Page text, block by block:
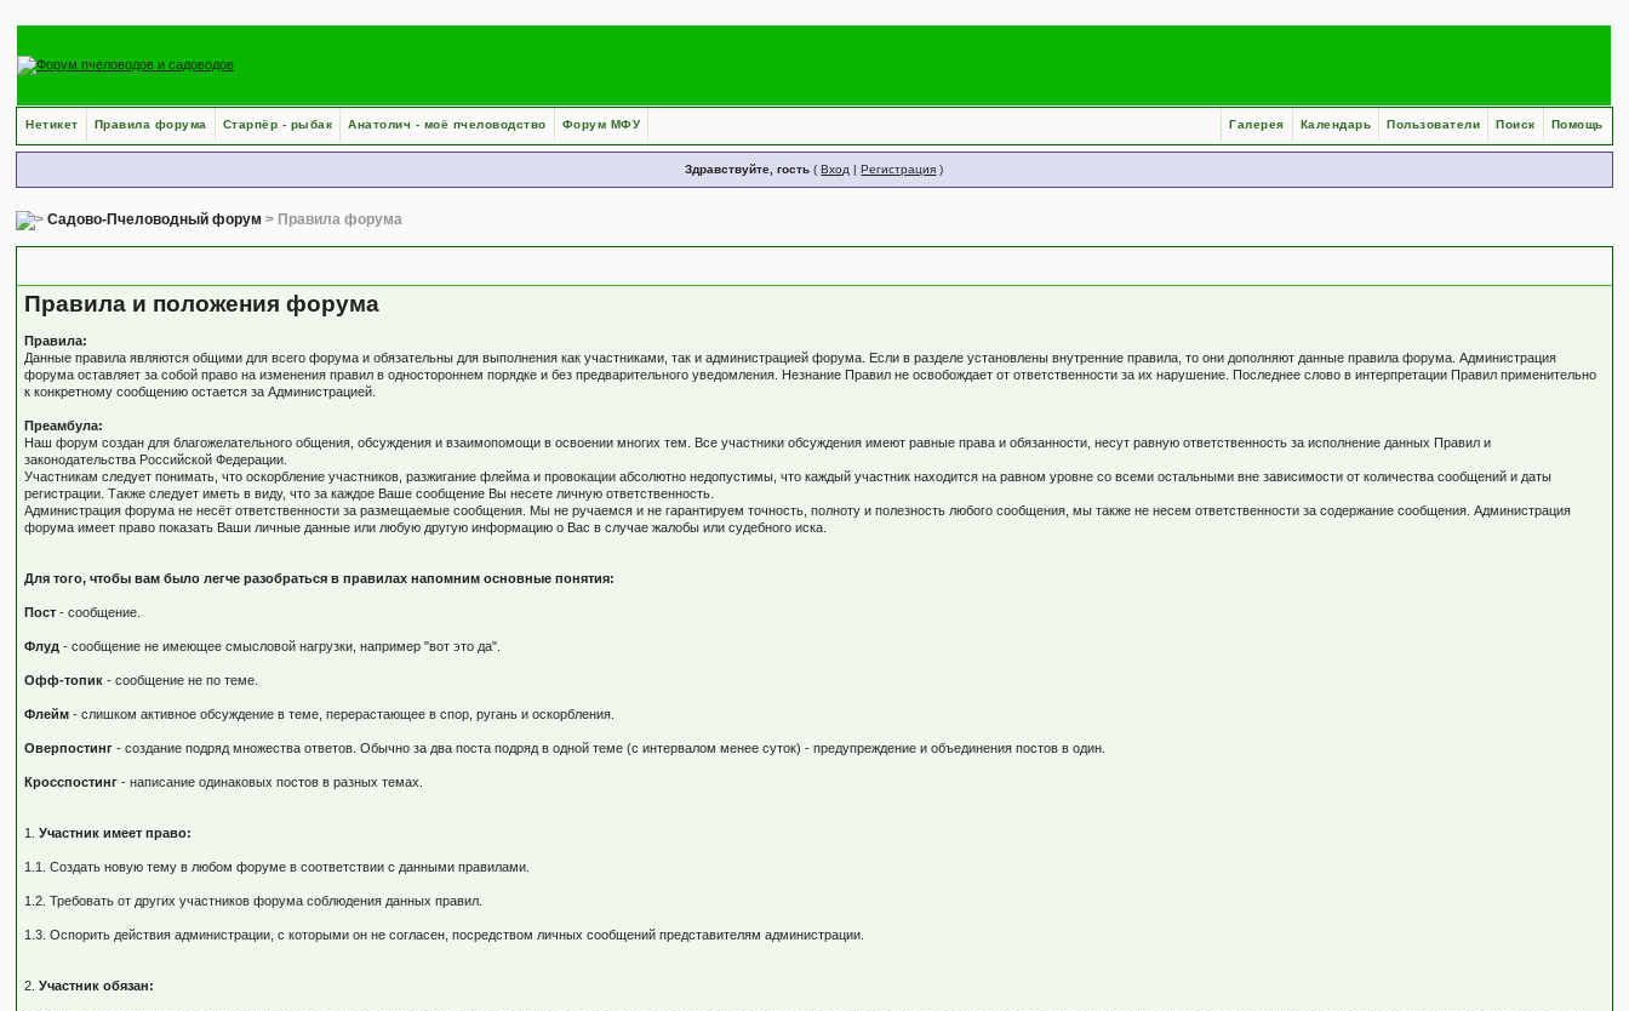
Нетикет Правила форума Старпёр - рыбак Анатолич - моё пчеловодство Форум МФУ Помощь
Поиск
Пользователи
Календарь
Галерея
Здравствуйте, гость (Вход |Регистрация )
Садово-Пчеловодный форум > Правила форума
Правила и положения форума
Правила:
Данные правила являются общими для всего форума и обязательны для выполнения как участниками, так и администрацией форума. Если в разделе установлены внутренние правила, то они дополняют данные правила форума. Администрация
форума оставляет за собой право на изменения правил в одностороннем порядке и без предварительного уведомления. Незнание Правил не освобождает от ответственности за их нарушение. Последнее слово в интерпретации Правил применительно
к конкретному сообщению остается за Администрацией.
Преамбула:
Наш форум создан для благожелательного общения, обсуждения и взаимопомощи в освоении многих тем. Все участники обсуждения имеют равные права и обязанности, несут равную ответственность за исполнение данных Правил и
законодательства Российской Федерации.
Участникам следует понимать, что оскорбление участников, разжигание флейма и провокации абсолютно недопустимы, что каждый участник находится на равном уровне со всеми остальными вне зависимости от количества сообщений и даты
регистрации. Также следует иметь в виду, что за каждое Ваше сообщение Вы несете личную ответственность.
Администрация форума не несёт ответственности за размещаемые сообщения. Мы не ручаемся и не гарантируем точность, полноту и полезность любого сообщения, мы также не несем ответственности за содержание сообщения. Администрация
форума имеет право показать Ваши личные данные или любую другую информацию о Вас в случае жалобы или судебного иска.
Для того, чтобы вам было легче разобраться в правилах напомним основные понятия:
Пост - сообщение.
Флуд - сообщение не имеющее смысловой нагрузки, например "вот это да".
Офф-топик - сообщение не по теме.
Флейм - слишком активное обсуждение в теме, перерастающее в спор, ругань и оскорбления.
Оверпостинг - создание подряд множества ответов. Обычно за два поста подряд в одной теме (с интервалом менее суток) - предупреждение и объединения постов в один.
Кросспостинг - написание одинаковых постов в разных темах.
1. Участник имеет право:
1.1. Создать новую тему в любом форуме в соответствии с данными правилами.
1.2. Требовать от других участников форума соблюдения данных правил.
1.3. Оспорить действия администрации, с которыми он не согласен, посредством личных сообщений представителям администрации.
2. Участник обязан: